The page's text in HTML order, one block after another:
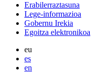
Erabilerraztasuna
Lege-informazioa
Gobernu Irekia
Egoitza elektronikoa
eu
es
en